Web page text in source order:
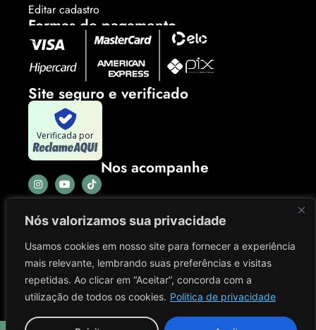
Nós valorizamos sua privacidade
Usamos cookies em nosso site para fornecer a experiência
mais relevante, lembrando suas preferências e visitas
repetidas. Ao clicar em “Aceitar”, concorda com a
utilização de todos os cookies. Politica de privacidade
Editar cadastro
Formas de pagamento
Site seguro e verificado
Verificada por
Nos acompanhe